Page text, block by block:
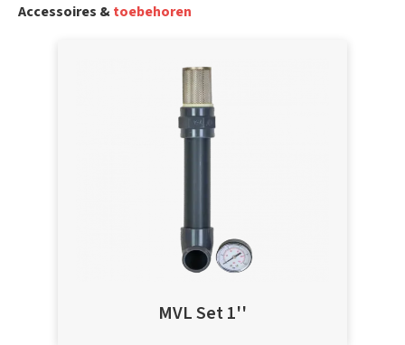
Accessoires &toebehoren
MVL Set 1''